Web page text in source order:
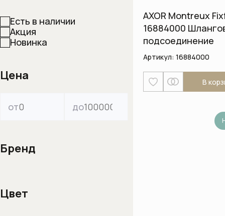
раковины
Врезные
сверху
Крепеж и сифоны
Раковины (чаши)
на столешницу
Системы
Есть в наличии
Акция
Новинка
Цена
от до
Бренд
Цвет
AXOR Montreux
16884000
подсоединение
Артикул: 16884000
В